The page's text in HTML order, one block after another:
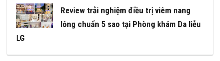
Review trải nghiệm điều trị viêm nang
lông chuẩn 5 sao tại Phòng khám Da liễu
LG